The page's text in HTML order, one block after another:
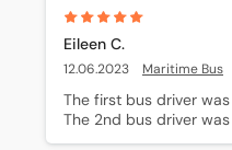
Eileen C.
12.06.2023 Maritime Bus
The first bus driver
The 2nd bus driver